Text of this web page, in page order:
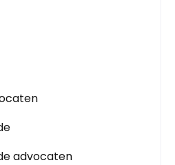
advocaten